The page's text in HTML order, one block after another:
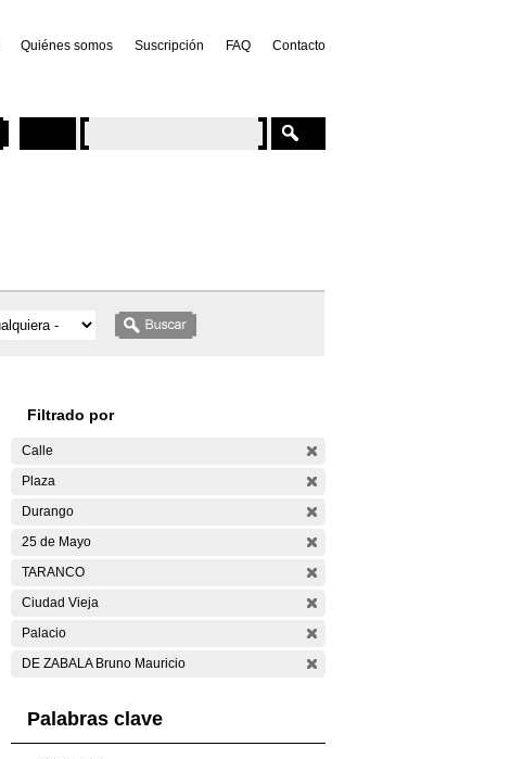
Quiénes somos Suscripción FAQ Contacto
Filtrado por
Calle
Plaza
Durango
25 de Mayo
TARANCO
Ciudad Vieja
Palacio
DE ZABALA Bruno Mauricio
Palabras clave